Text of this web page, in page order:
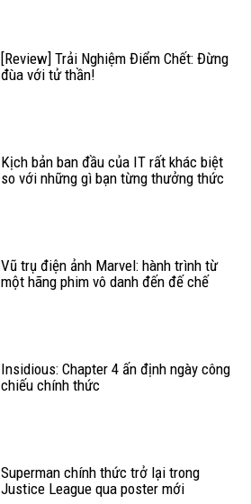
[Review] Trải Nghiệm Điểm Chết: Đừng
đùa với tử thần!
Kịch bản ban đầu của IT rất khác biệt
so với những gì bạn từng thưởng thức
Vũ trụ điện ảnh Marvel: hành trình từ
một hãng phim vô danh đến đế chế
Insidious: Chapter 4 ấn định ngày công
chiếu chính thức
Superman chính thức trở lại trong
Justice League qua poster mới